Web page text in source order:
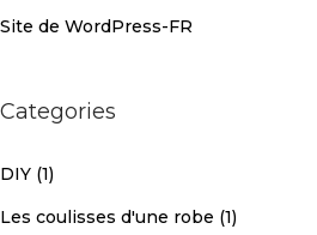
Site de WordPress-FR
Categories
DIY (1)
Les coulisses d'une robe (1)